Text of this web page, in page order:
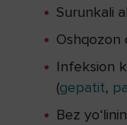
Surunkali
Oshqozon
Infeksion
(gepatit,
Bez